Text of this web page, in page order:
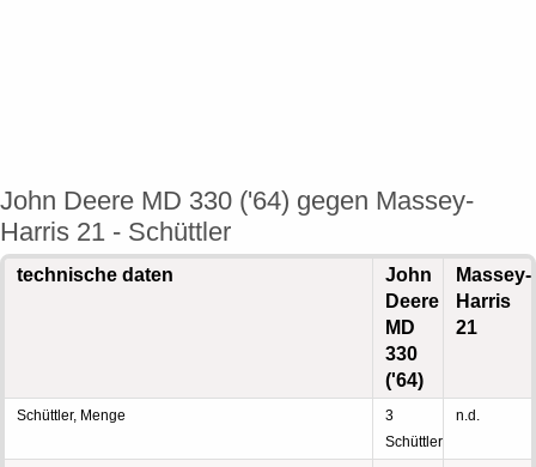
John Deere MD 330 ('64) gegen Massey-
Harris 21 - Schüttler
technische daten
John
Deere
MD
330
('64)
Massey-
Harris
21
Schüttler, Menge
3
Schüttler
n.d.